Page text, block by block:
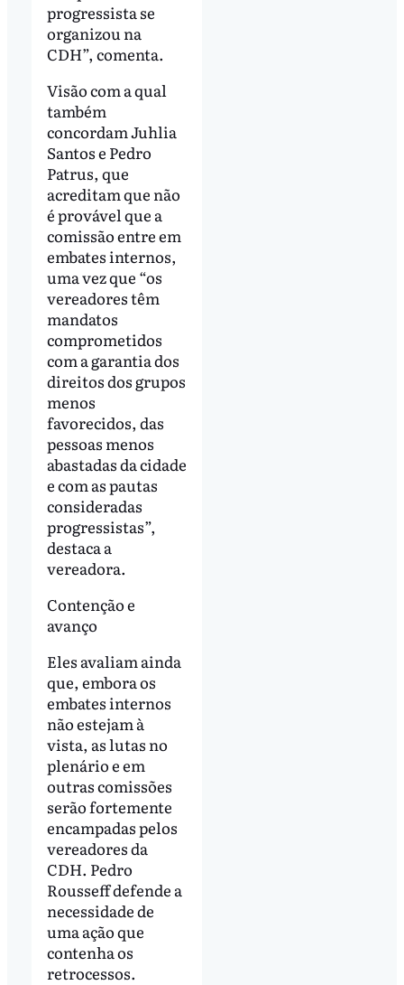
progressista se
organizou na
CDH”, comenta.
Visão com a qual
também
concordam Juhlia
Santos e Pedro
Patrus, que
acreditam que não
é provável que a
comissão entre em
embates internos,
uma vez que “os
vereadores têm
mandatos
comprometidos
com a garantia dos
direitos dos grupos
menos
favorecidos, das
pessoas menos
abastadas da cidade
e com as pautas
consideradas
progressistas”,
destaca a
vereadora.
Contenção e
avanço
Eles avaliam ainda
que, embora os
embates internos
não estejam à
vista, as lutas no
plenário e em
outras comissões
serão fortemente
encampadas pelos
vereadores da
CDH. Pedro
Rousseff defende a
necessidade de
uma ação que
contenha os
retrocessos.